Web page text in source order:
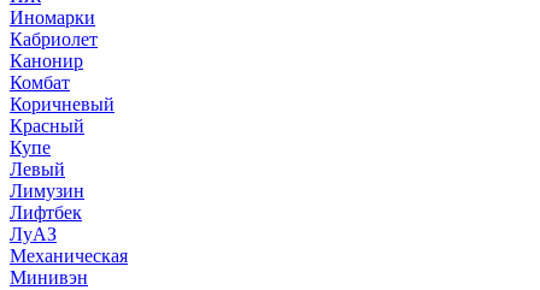
Иномарки
Кабриолет
Канонир
Комбат
Коричневый
Красный
Купе
Левый
Лимузин
Лифтбек
ЛуАЗ
Механическая
Минивэн